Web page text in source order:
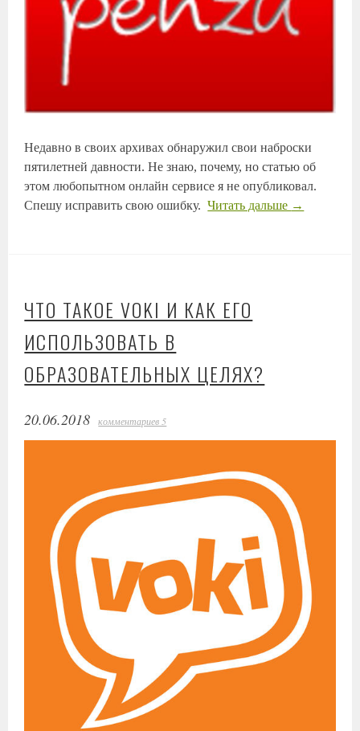
Недавно в своих архивах обнаружил свои наброски
пятилетней давности. Не знаю, почему, но статью об
этом любопытном онлайн сервисе я не опубликовал.
Спешу исправить свою ошибку.Читать дальше →
ЧТО ТАКОЕ VOKI И КАК ЕГО
ИСПОЛЬЗОВАТЬ В
ОБРАЗОВАТЕЛЬНЫХ ЦЕЛЯХ?
20.06.2018 комментариев 5